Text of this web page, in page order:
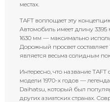
местах.
TAFT воплощает эту
Автомобиль имеет длину
1630 мм — максимально
Дорожный просвет составляет
является весьма солидным
Интересно, что название
модели 1970-х годов —
Daihatsu, который был
других азиатских странах.